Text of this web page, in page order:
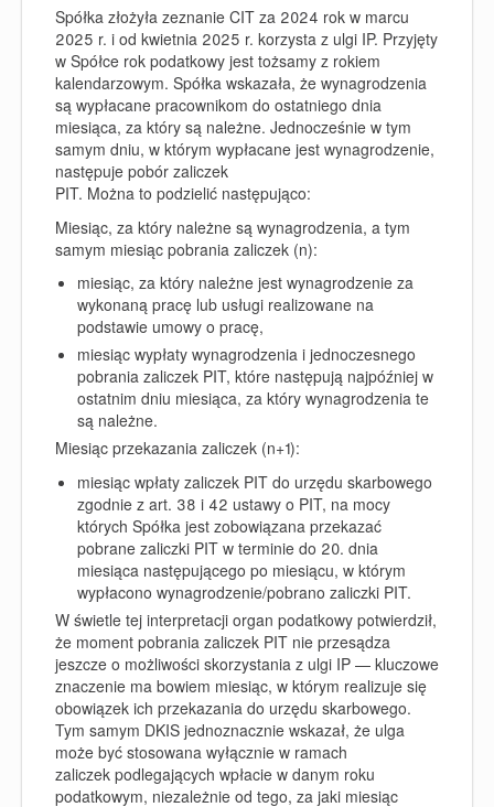
Spółka złożyła zeznanie CIT za 2024 rok w marcu
2025 r. i od kwietnia 2025 r. korzysta z ulgi IP. Przyjęty
w Spółce rok podatkowy jest tożsamy z rokiem
kalendarzowym. Spółka wskazała, że wynagrodzenia
są wypłacane pracownikom do ostatniego dnia
miesiąca, za który są należne. Jednocześnie w tym
samym dniu, w którym wypłacane jest wynagrodzenie,
następuje pobór zaliczek
PIT. Można to podzielić następująco:
Miesiąc, za który należne są wynagrodzenia, a tym
samym miesiąc pobrania zaliczek (n):
miesiąc, za który należne jest wynagrodzenie za
wykonaną pracę lub usługi realizowane na
podstawie umowy o pracę,
miesiąc wypłaty wynagrodzenia i jednoczesnego
pobrania zaliczek PIT, które następują najpóźniej w
ostatnim dniu miesiąca, za który wynagrodzenia te
są należne.
Miesiąc przekazania zaliczek (n+1):
miesiąc wpłaty zaliczek PIT do urzędu skarbowego
zgodnie z art. 38 i 42 ustawy o PIT, na mocy
których Spółka jest zobowiązana przekazać
pobrane zaliczki PIT w terminie do 20. dnia
miesiąca następującego po miesiącu, w którym
wypłacono wynagrodzenie/pobrano zaliczki PIT.
W świetle tej interpretacji organ podatkowy potwierdził,
że moment pobrania zaliczek PIT nie przesądza
jeszcze o możliwości skorzystania z ulgi IP — kluczowe
znaczenie ma bowiem miesiąc, w którym realizuje się
obowiązek ich przekazania do urzędu skarbowego.
Tym samym DKIS jednoznacznie wskazał, że ulga
może być stosowana wyłącznie w ramach
zaliczek podlegających wpłacie w danym roku
podatkowym, niezależnie od tego, za jaki miesiąc